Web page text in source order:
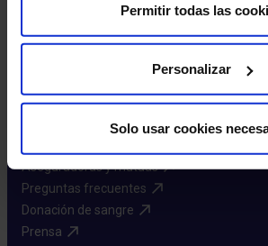
Permitir todas las
Personalizar
Solo usar cookies
Intranet HM Hospitales​
Enlaces de interés
Aseguradoras y mutuas​
Preguntas frecuentes​
Donación de sangre​
Prensa​